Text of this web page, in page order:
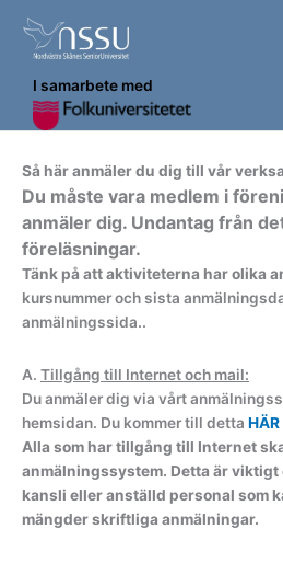
innehåll
I samarbete med
Så här anmäler du dig till vår
Du måste vara medlem i
anmäler dig. Undantag från
föreläsningar.
Tänk på att aktiviteterna har olika
kursnummer och sista
anmälningssida..
A. Tillgång till Internet och mail:
Du anmäler dig via vårt
hemsidan. Du kommer till detta HÄR
Alla som har tillgång till Internet
anmälningssystem. Detta är
kansli eller anställd personal som
mängder skriftliga anmälningar.